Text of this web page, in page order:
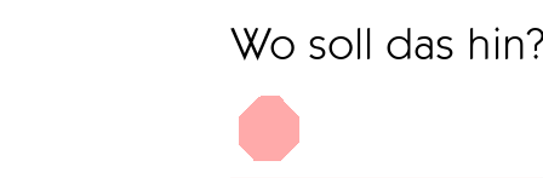
Wo soll das